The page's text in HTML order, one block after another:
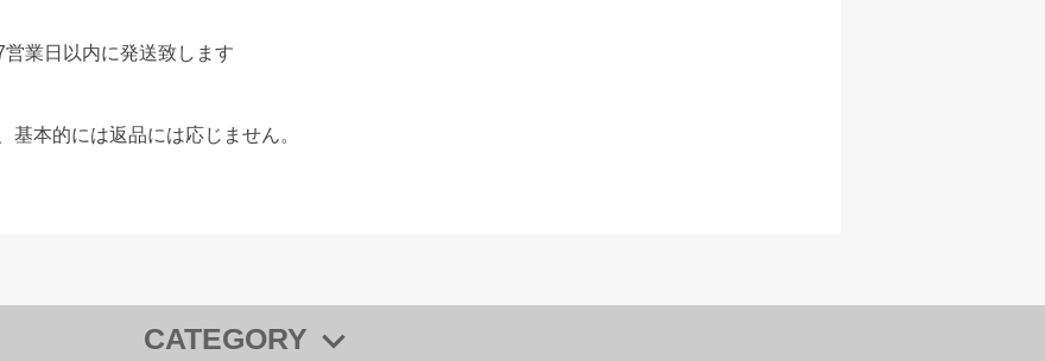
業日以内に発送致します
本的には返品には応じません。
CATEGORY